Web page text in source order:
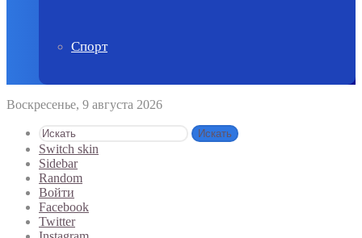
Спорт
Воскресенье, 9 августа 2026
Искать
Switch skin
Sidebar
Random
Войти
Facebook
Twitter